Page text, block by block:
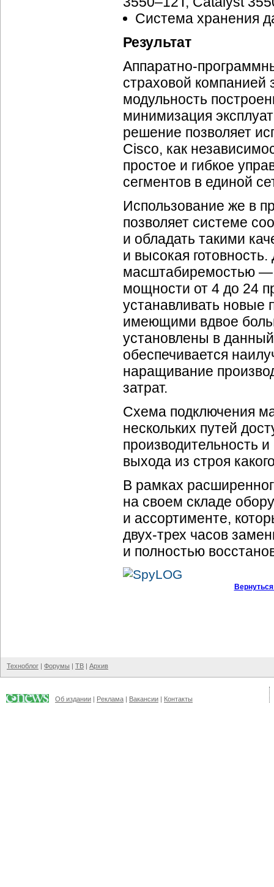
Система хранения
Результат
Аппаратно-
страховой
модульность
минимизация
решение позволяет
Cisco, как
простое и гибкое
сегментов в единой
Использование же в
позволяет системе
и обладать такими
и высокая
масштабиремостью —
мощности от 4 до 24
устанавливать новые
имеющими вдвое
установлены в
обеспечивается
наращивание
затрат.
Схема подключения
нескольких путей
производительность
выхода из строя
В рамках
на своем складе
и ассортименте,
двух-трех часов
и полностью
Техноблог | Форумы | ТВ | Архив
Об издании | Реклама | Вакансии | Контакты